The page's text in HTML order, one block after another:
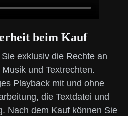
beim Kauf
exklusiv die Rechte an
und Textrechten.
Playback mit und ohne
die Textdatei und
Nach dem Kauf können Sie